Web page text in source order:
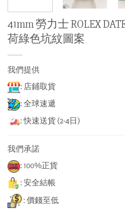
41mm 勞力士 ROLEX
荷綠色坑紋圖案
我們提供
: 店鋪取貨
: 全球速遞
: 快速送貨 (2-4日)
我們承諾
: 100%正貨
: 安全結帳
: 價錢至低